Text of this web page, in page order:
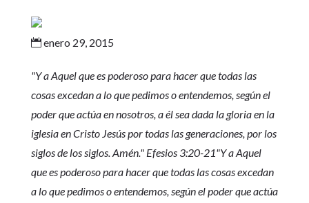
enero 29, 2015
"Y a Aquel que es poderoso para hacer que todas las
cosas excedan a lo que pedimos o entendemos, según el
poder que actúa en nosotros, a él sea dada la gloria en la
iglesia en Cristo Jesús por todas las generaciones, por los
siglos de los siglos. Amén." Efesios 3:20-21"Y a Aquel
que es poderoso para hacer que todas las cosas excedan
a lo que pedimos o entendemos, según el poder que actúa